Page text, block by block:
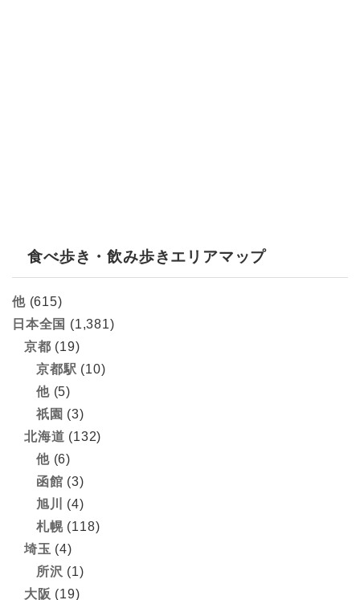
食べ歩き・飲み歩きエリアマップ
他(615)
日本全国 (1,381)
京都 (19)
京都駅 (10)
他(5)
祇園 (3)
北海道 (132)
他(6)
函館 (3)
旭川
(4)
札幌(118)
埼玉 (4)
所沢 (1)
大阪 (19)